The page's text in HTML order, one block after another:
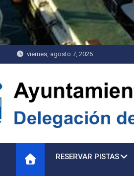
viernes, agosto 7, 2026
Delegación
RESERVAR PISTAS